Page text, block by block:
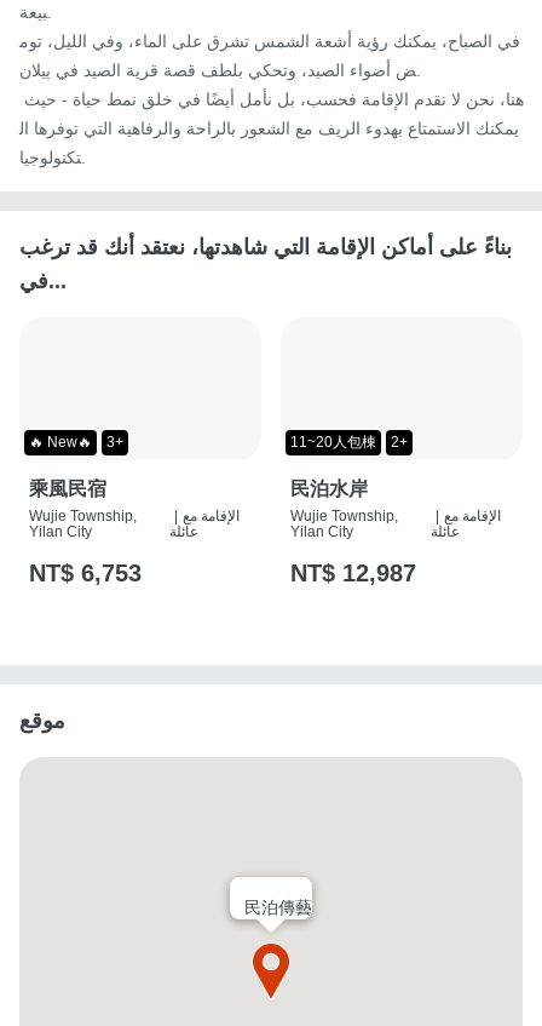
بيعة.
في الصباح، يمكنك رؤية أشعة الشمس تشرق على الماء، وفي الليل، توم
ض أضواء الصيد، وتحكي بلطف قصة قرية الصيد في ييلان.
يمكنك الاستمتاع بهدوء الريف مع الشعور بالراحة والرفاهية التي توفرها ال
بناءً على أماكن الإقامة التي شاهدتها، نعتقد أنك قد ترغب
في...
🔥 New🔥 3+
乘風民宿
Wujie Township,
Yilan City
الإقامة مع
عائلة
NT$ 6,753
11~20人包棟 2+
民泊水岸
Wujie Township,
Yilan City
الإقامة مع
عائلة
NT$ 12,987
موقع
民泊傳藝